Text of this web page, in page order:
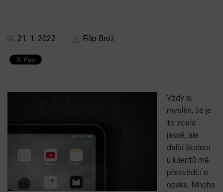
21. 1. 2022 Filip Brož
Vždy si
myslím, že je
to zcela
jasné, ale
další školení
u klientů mě
přesvědčí o
opaku. Mnoho